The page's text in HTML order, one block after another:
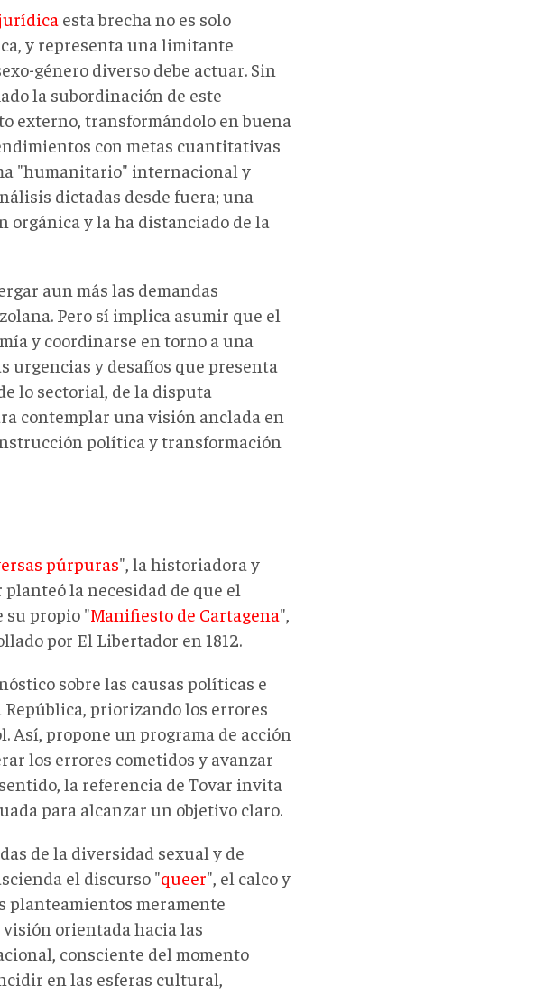
esta brecha no es solo
y representa una limitante
género diverso debe actuar. Sin
la subordinación de este
externo, transformándolo en buena
con metas cuantitativas
"humanitario" internacional y
dictadas desde fuera; una
orgánica y la ha distanciado de la
aun más las demandas
Pero sí implica asumir que el
y coordinarse en torno a una
urgencias y desafíos que presenta
lo sectorial, de la disputa
contemplar una visión anclada en
política y transformación
púrpuras", la historiadora y
la necesidad de que el
su propio "Manifiesto de Cartagena",
por El Libertador en 1812.
sobre las causas políticas e
priorizando los errores
propone un programa de acción
los errores cometidos y avanzar
la referencia de Tovar invita
para alcanzar un objetivo claro.
de la diversidad sexual y de
el discurso "queer", el calco y
planteamientos meramente
orientada hacia las
consciente del momento
en las esferas cultural,